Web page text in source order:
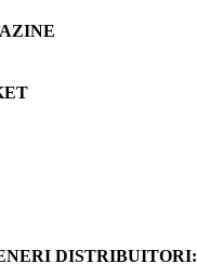
DISTRIBUITORI: